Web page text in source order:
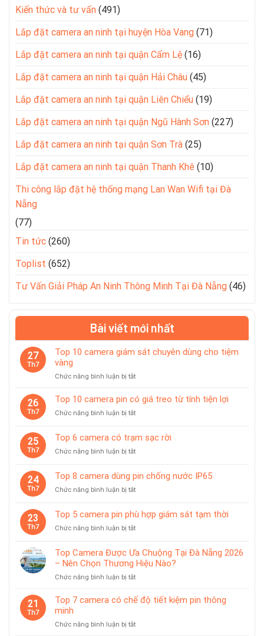
Kiến thức và tư vấn (491)
Lắp đặt camera an ninh tại huyện Hòa Vang (71)
Lắp đặt camera an ninh tại quận Cẩm Lệ (16)
Lắp đặt camera an ninh tại quận Hải Châu (45)
Lắp đặt camera an ninh tại quận Liên Chiểu (19)
Lắp đặt camera an ninh tại quận Ngũ Hành Sơn (227)
Lắp đặt camera an ninh tại quận Sơn Trà (25)
Lắp đặt camera an ninh tại quận Thanh Khê (10)
Thi công lắp đặt hệ thống mạng Lan Wan Wifi tại Đà
Nẵng
(77)
Tin tức (260)
Toplist (652)
Tư Vấn Giải Pháp An Ninh Thông Minh Tại Đà Nẵng (46)
Bài viết mới nhất
27
Th7
Top 10 camera giám sát chuyên dùng cho tiệm
vàng
Chức năng bình luận bị tắtở
10
camera
giám
chuyên
cho
vàng
26
Th7
Top 10 camera pin có giá treo từ tính tiện lợi
Chức năng bình luận bị tắtở
camera
pin
giá
từ
tiện
25
Th7
Top 6 camera có trạm sạc rời
Chức năng bình luận bị tắtở
6
camera
có
sạc
24
Th7
Top 8 camera dùng pin chống nước IP65
Chức năng bình luận bị tắtở
8
camera
dùng
chống
nước
IP65
23
Th7
Top 5 camera pin phù hợp giám sát tạm thời
Chức năng bình luận bị tắtở
5
camera
pin
phù
giám
thời
Top Camera Được Ưa Chuộng Tại Đà Nẵng 2026
– Nên Chọn Thương Hiệu Nào?
Chức năng bình luận bị tắtở
Camera
Được
Chuộng
21
Th7
Top 7 camera có chế độ tiết kiệm pin thông
minh
Chức năng bình luận bị tắtở